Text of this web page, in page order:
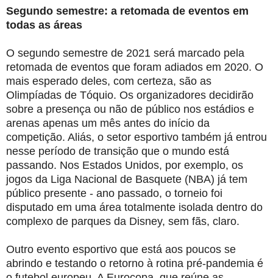
Segundo semestre: a retomada de eventos em
todas as áreas
O segundo semestre de 2021 será marcado pela
retomada de eventos que foram adiados em 2020. O
mais esperado deles, com certeza, são as
Olimpíadas de Tóquio. Os organizadores decidirão
sobre a presença ou não de público nos estádios e
arenas apenas um mês antes do início da
competição. Aliás, o setor esportivo também já entrou
nesse período de transição que o mundo está
passando. Nos Estados Unidos, por exemplo, os
jogos da Liga Nacional de Basquete (NBA) já tem
público presente - ano passado, o torneio foi
disputado em uma área totalmente isolada dentro do
complexo de parques da Disney, sem fãs, claro.
Outro evento esportivo que está aos poucos se
abrindo e testando o retorno à rotina pré-pandemia é